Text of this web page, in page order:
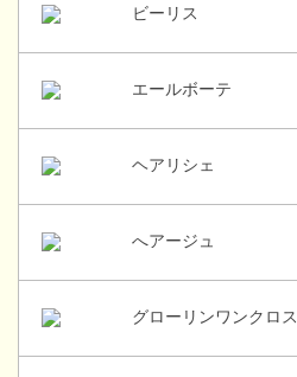
ビーリス
エールボーテ
ヘアリシェ
へアージュ
グローリンワンクロス